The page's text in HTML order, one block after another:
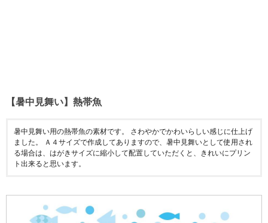
【暑中見舞い】熱帯魚
暑中見舞い用の熱帯魚の素材です。 さわやかでかわいらしい感じに仕上げ
ました。 Ａ４サイズで作成してありますので、暑中見舞いとして使用され
る場合は、はがきサイズに縮小して配置していただくと、きれいにプリン
ト出来ると思います。